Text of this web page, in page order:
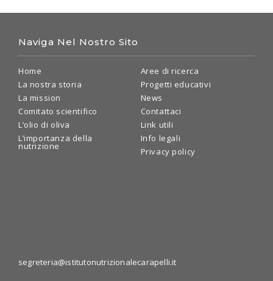
Naviga Nel Nostro Sito
Home
La nostra storia
La mission
Comitato scientifico
L’olio di oliva
L’importanza della
nutrizione
Aree di ricerca
Progetti educativi
News
Contattaci
Link utili
Info legali
Privacy policy
segreteria@istitutonutrizionalecarapelli.it